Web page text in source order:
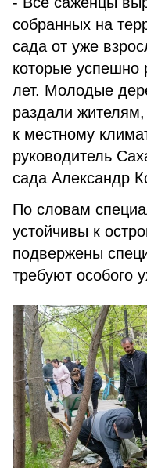
собранных на
сада от уже
которые успешно
лет. Молодые
раздали
к местному
руководитель
сада Александр
По словам
устойчивы к
подвержены
требуют особого